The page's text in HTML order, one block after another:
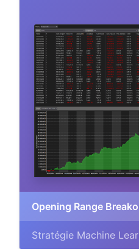
Opening Range
Stratégie Machine